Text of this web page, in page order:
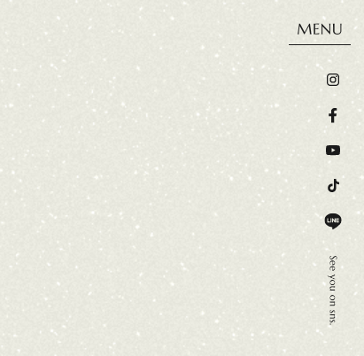
施工事例 お客様の声 会社概要